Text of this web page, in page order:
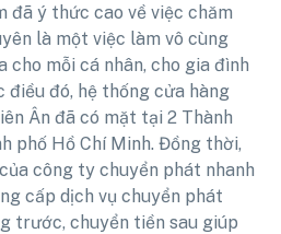
đã ý thức cao về việc chăm
là một việc làm vô cùng
cho mỗi cá nhân, cho gia đình
điều đó, hệ thống cửa hàng
Ân đã có mặt tại 2 Thành
phố Hồ Chí Minh. Đồng thời,
công ty chuyển phát nhanh
cấp dịch vụ chuyển phát
trước, chuyển tiền sau giúp